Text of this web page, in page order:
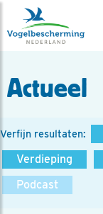
Actueel
Verfijn resultaten:
Verdieping
Podcast